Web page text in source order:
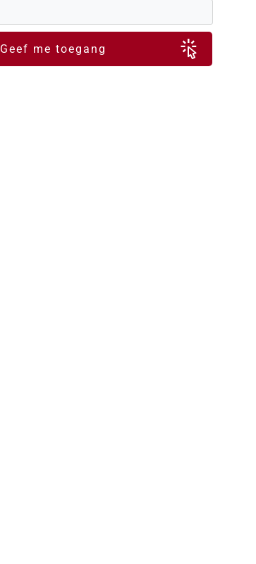
Geef me toegang